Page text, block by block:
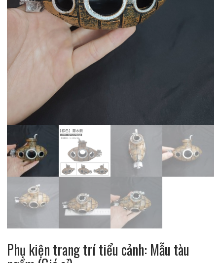
Phụ kiện trang trí tiểu cảnh: Mẫu tàu